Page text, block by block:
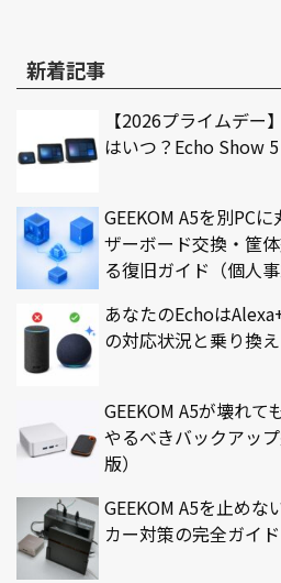
新着記事
【2026プライムデー
はいつ？Echo Show
GEEKOM A5を別PC
ザーボード交換・筐
る復旧ガイド（個人
あなたのEchoは
の対応状況と乗り換
GEEKOM A5が壊れて
やるべきバックアッ
版）
GEEKOM A5を止め
カー対策の完全ガイド